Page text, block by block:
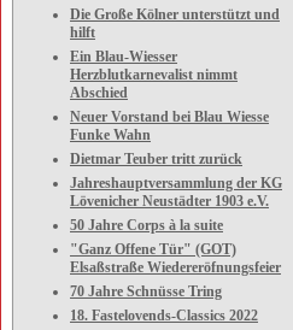
Die Große Kölner unterstützt und
hilft
Ein Blau-Wiesser
Herzblutkarnevalist nimmt
Abschied
Neuer Vorstand bei Blau Wiesse
Funke Wahn
Dietmar Teuber tritt zurück
Jahreshauptversammlung der KG
Lövenicher Neustädter 1903 e.V.
50 Jahre Corps à la suite
"Ganz Offene Tür" (GOT)
Elsaßstraße Wiedereröfnungsfeier
70 Jahre Schnüsse Tring
18. Fastelovends-Classics 2022